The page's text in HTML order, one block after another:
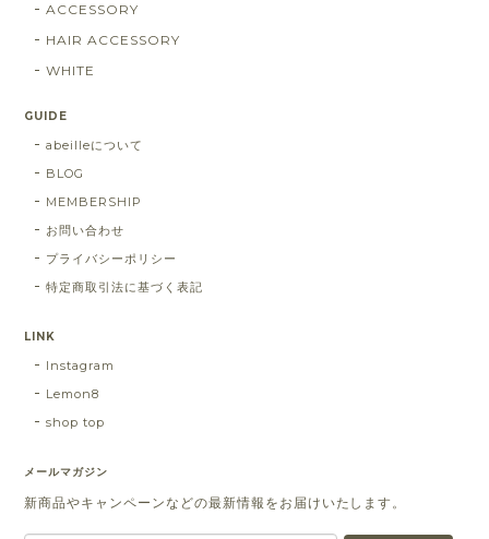
ACCESSORY
HAIR ACCESSORY
WHITE
GUIDE
abeilleについて
BLOG
MEMBERSHIP
お問い合わせ
プライバシーポリシー
特定商取引法に基づく表記
LINK
Instagram
Lemon8
shop top
メールマガジン
新商品やキャンペーンなどの最新情報をお届けいたします。